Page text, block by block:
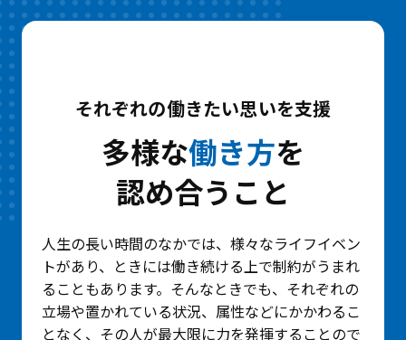
それぞれの働きたい思いを支援
多様な働き方を
認め合うこと
人生の長い時間のなかでは、様々なライフイベン
トがあり、ときには働き続ける上で制約がうまれ
ることもあります。そんなときでも、それぞれの
立場や置かれている状況、属性などにかかわるこ
となく、その人が最大限に力を発揮することので